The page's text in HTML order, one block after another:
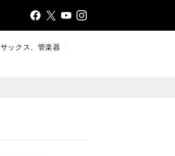
FaceX
YouTInsta
サックス、管楽器